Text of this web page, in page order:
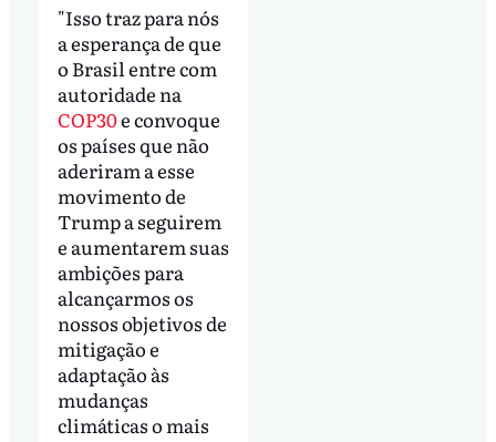
"Isso traz para nós
a esperança de que
o Brasil entre com
autoridade na
COP30e convoque
os países que não
aderiram a esse
movimento de
Trump a seguirem
e aumentarem suas
ambições para
alcançarmos os
nossos objetivos de
mitigação e
adaptação às
mudanças
climáticas o mais